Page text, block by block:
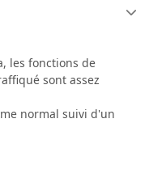
les fonctions de
sont assez
normal suivi d'un